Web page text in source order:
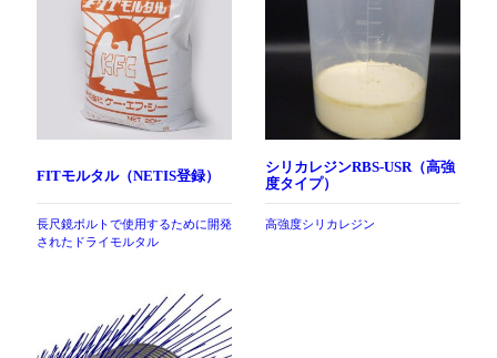
FITモルタル（NETIS登録）
長尺鏡ボルトで使用するために開発
されたドライモルタル
シリカレジンRBS-USR（高強
度タイプ）
高強度シリカレジン